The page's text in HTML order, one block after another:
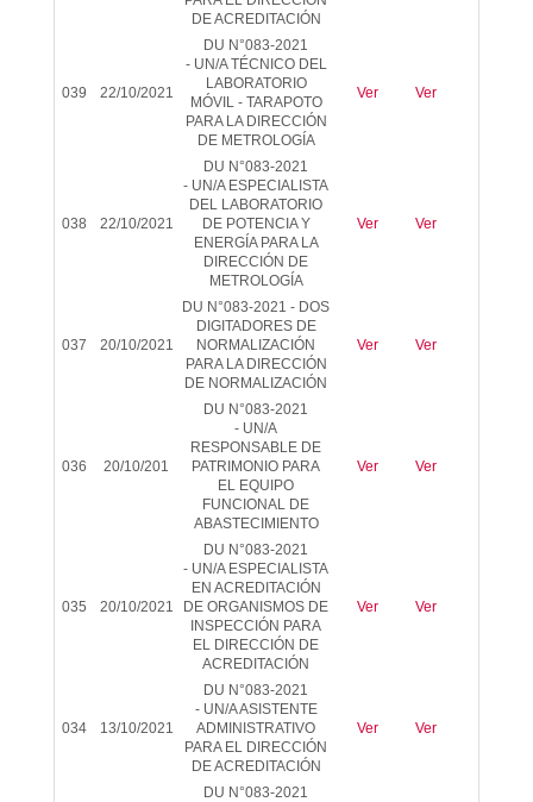
DE ACREDITACIÓN
039 22/10/2021
DU N°083-2021
- UN/A TÉCNICO DEL
LABORATORIO
MÓVIL - TARAPOTO
PARA LA DIRECCIÓN
DE METROLOGÍA
Ver Ver
038 22/10/2021
DU N°083-2021
- UN/A ESPECIALISTA
DEL LABORATORIO
DE POTENCIA Y
ENERGÍA PARA LA
DIRECCIÓN DE
METROLOGÍA
Ver Ver
037 20/10/2021
DU N°083-2021 - DOS
DIGITADORES DE
NORMALIZACIÓN
PARA LA DIRECCIÓN
DE NORMALIZACIÓN
Ver Ver
036 20/10/201
DU N°083-2021
- UN/A
RESPONSABLE DE
PATRIMONIO PARA
EL EQUIPO
FUNCIONAL DE
ABASTECIMIENTO
Ver Ver
035 20/10/2021
DU N°083-2021
- UN/A ESPECIALISTA
EN ACREDITACIÓN
DE ORGANISMOS DE
INSPECCIÓN PARA
EL DIRECCIÓN DE
ACREDITACIÓN
Ver Ver
034 13/10/2021
DU N°083-2021
- UN/A ASISTENTE
ADMINISTRATIVO
PARA EL DIRECCIÓN
DE ACREDITACIÓN
Ver Ver
DU N°083-2021